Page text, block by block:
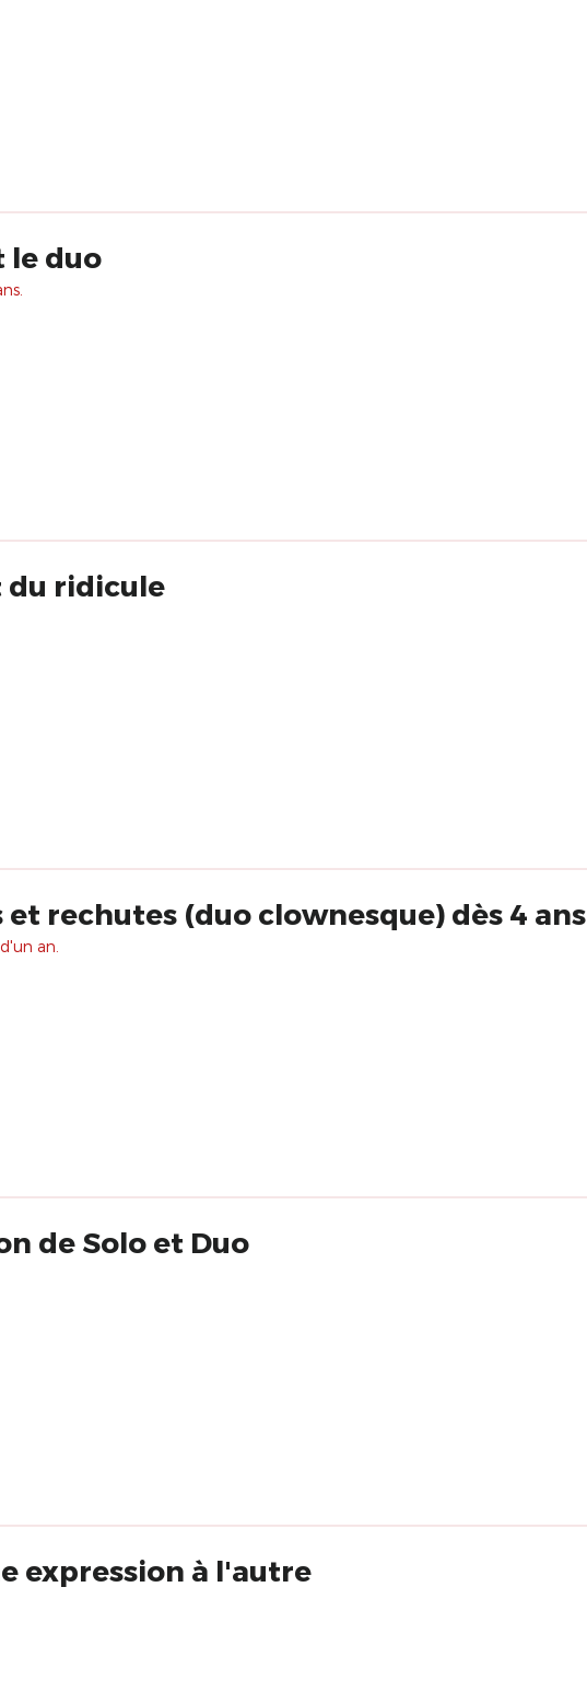
le duo
du ridicule
rechutes (duo clownesque) dès 4 ans
an.
de Solo et Duo
expression à l'autre